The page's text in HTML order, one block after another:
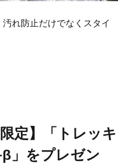
れ防止だけでなくスタイ
定】
「トレッキ
」をプレゼン